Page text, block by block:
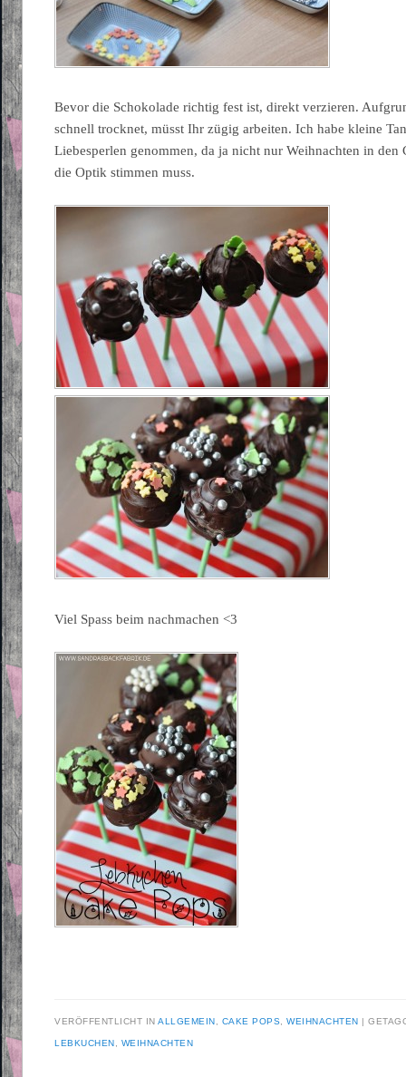
Bevor die Schokolade richtig fest ist, direkt verzieren.
schnell trocknet, müsst Ihr zügig arbeiten. Ich habe kleine
Liebesperlen genommen, da ja nicht nur Weihnachten in den
die Optik stimmen muss.
Viel Spass beim nachmachen <3
VERÖFFENTLICHT INALLGEMEIN, CAKE POPS,WEIHNACHTEN |
LEBKUCHEN, WEIHNACHTEN